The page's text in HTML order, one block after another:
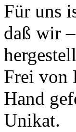
Für uns
daß wir
Frei von
Hand
Unikat.